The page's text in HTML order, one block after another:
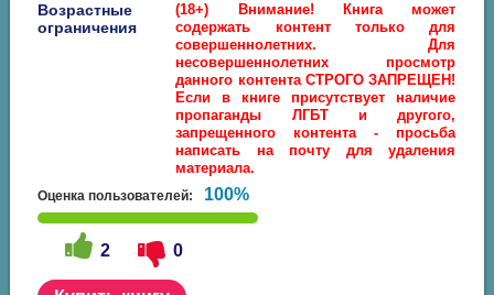
Возрастные
ограничения
(18+) Внимание! Книга может
содержать контент только для
совершеннолетних. Для
несовершеннолетних просмотр
данного контента СТРОГО ЗАПРЕЩЕН!
Если в книге присутствует наличие
пропаганды ЛГБТ и другого,
запрещенного контента - просьба
написать на почту для удаления
материала.
Оценка пользователей: 100%
2 0